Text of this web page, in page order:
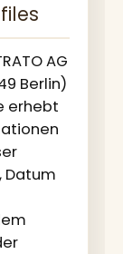
AG
Berlin)
erhebt
Datum